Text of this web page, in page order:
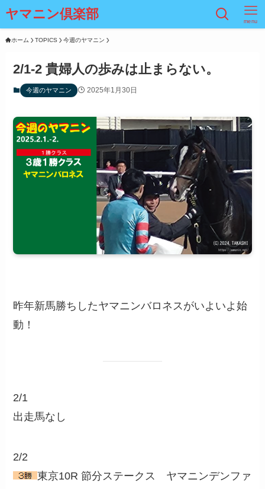
ヤマニン倶楽部 menu
ホーム TOPICS 今週のヤマニン
2/1-2 貴婦人の歩みは止まらない。
今週のヤマニン 2025年1月30日
昨年新馬勝ちしたヤマニンバロネスがいよいよ始
動！
2/1
出走馬なし
2/2
東京10R 節分ステークス ヤマニンデンファ